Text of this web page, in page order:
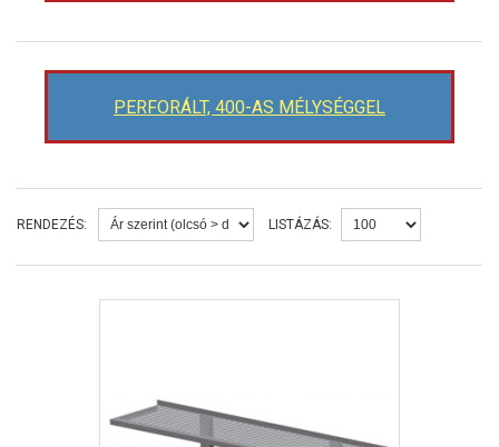
PERFORÁLT, 400-AS MÉLYSÉGGEL
RENDEZÉS: LISTÁZÁS: